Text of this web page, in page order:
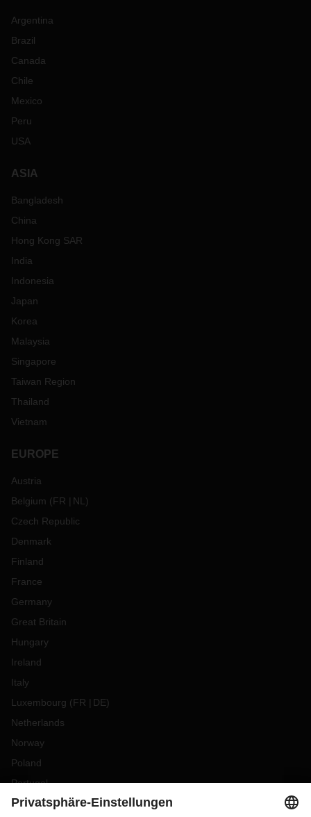
Argentina
Brazil
Canada
Chile
Mexico
Peru
USA
ASIA
Bangladesh
China
Hong Kong SAR
India
Indonesia
Japan
Korea
Malaysia
Singapore
Taiwan Region
Thailand
Vietnam
EUROPE
Austria
Belgium (FR NL )
Czech Republic
Denmark
Finland
France
Germany
Great Britain
Hungary
Ireland
Italy
Luxembourg (FR DE)
Netherlands
Norway
Poland
Portugal
Romania